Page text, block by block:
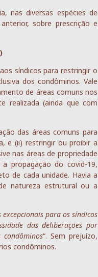
nas diversas espécies de
sobre prescrição e
síndicos para restringir o
dos condôminos. Vale
de áreas comuns nos
realizada (ainda que com
das áreas comuns para
e (ii) restringir ou proibir a
nas áreas de propriedade
propagação do covid-19,
de cada unidade. Havia a
natureza estrutural ou a
para os síndicos
das deliberações por
“. Sem prejuízo,
condôminos.